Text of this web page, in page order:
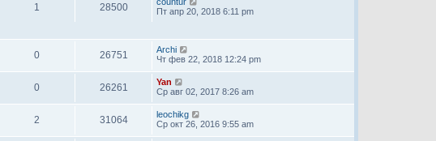
1 28500
Пт апр 20, 2018 6:11 pm
0 26751
Archi
Чт фев 22, 2018 12:24 pm
0 26261
Yan
Ср авг 02, 2017 8:26 am
2 31064
leochikg
Ср окт 26, 2016 9:55 am